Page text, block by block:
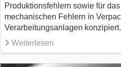
Produktionsfehlern sowie für
mechanischen Fehlern in
Verarbeitungsanlagen konzipiert.
Weiterlesen